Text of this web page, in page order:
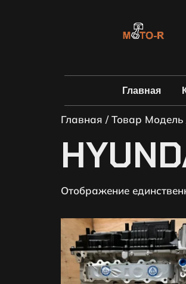
Главная
Главная / Товар Модель
Отображение